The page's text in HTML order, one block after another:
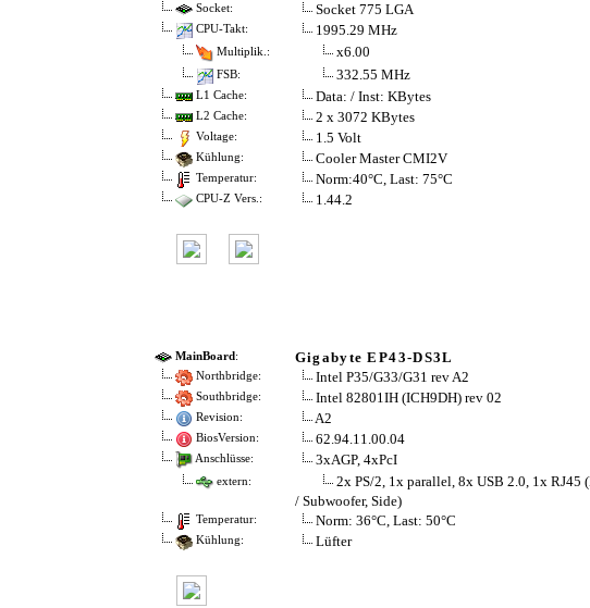
Socket: Socket 775 LGA
CPU-Takt: 1995.29 MHz
Multiplik.: x6.00
FSB: 332.55 MHz
L1 Cache: Data: / Inst: KBytes
L2 Cache: 2 x 3072 KBytes
Voltage: 1.5 Volt
Kühlung: Cooler Master CMI2V
Temperatur: Norm:40°C, Last: 75°C
CPU-Z Vers.: 1.44.2
MainBoard: Gigabyte EP43-DS3L
Northbridge: Intel P35/G33/G31 rev A2
Southbridge: Intel 82801IH (ICH9DH) rev 02
Revision: A2
BiosVersion: 62.94.11.00.04
Anschlüsse: 3xAGP, 4xPcI
extern:
2x PS/2, 1x parallel, 8x USB 2.0, 1x
/ Subwoofer, Side)
Temperatur: Norm: 36°C, Last: 50°C
Kühlung: Lüfter